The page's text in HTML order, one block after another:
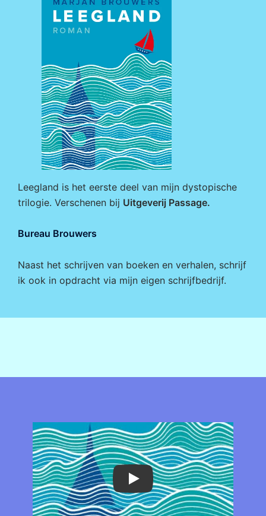
Leegland is het eerste deel van mijn dystopische
trilogie. Verschenen bij Uitgeverij Passage.
Bureau Brouwers
Naast het schrijven van boeken en verhalen, schrijf
ik ook in opdracht via mijn eigen schrijfbedrijf.
Play